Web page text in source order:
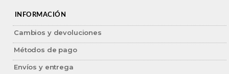
INFORMACIÓN
Cambios y devoluciones
Métodos de pago
Envíos y entrega